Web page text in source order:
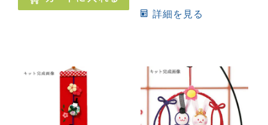
詳細を見る